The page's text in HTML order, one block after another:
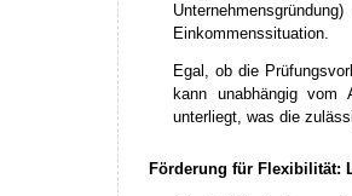
Einkommenssituation.
Egal, ob die
kann unabhängig vom
unterliegt, was die
Förderung für Flexibilität: